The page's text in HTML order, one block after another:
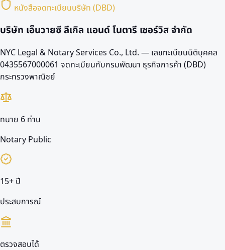
หนังสือจดทะเบียนบริษัท (DBD)
บริษัท เอ็นวายซี ลีเกิล แอนด์ โนตารี เซอร์วิส จำกัด
NYC Legal & Notary Services Co., Ltd. — เลขทะเบียนนิติบุคคล
0435567000061 จดทะเบียนกับกรมพัฒนา ธุรกิจการค้า (DBD)
กระทรวงพาณิชย์
ทนาย 6 ท่าน
Notary Public
15+ ปี
ประสบการณ์
ตรวจสอบได้